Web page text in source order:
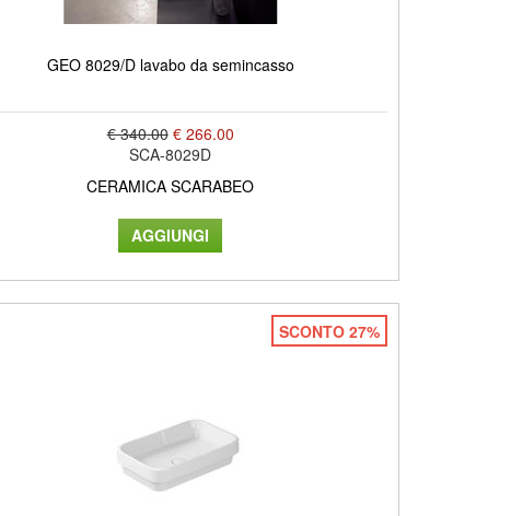
GEO 8029/D lavabo da semincasso
€ 340.00 € 266.00
SCA-8029D
CERAMICA SCARABEO
SCONTO 27%